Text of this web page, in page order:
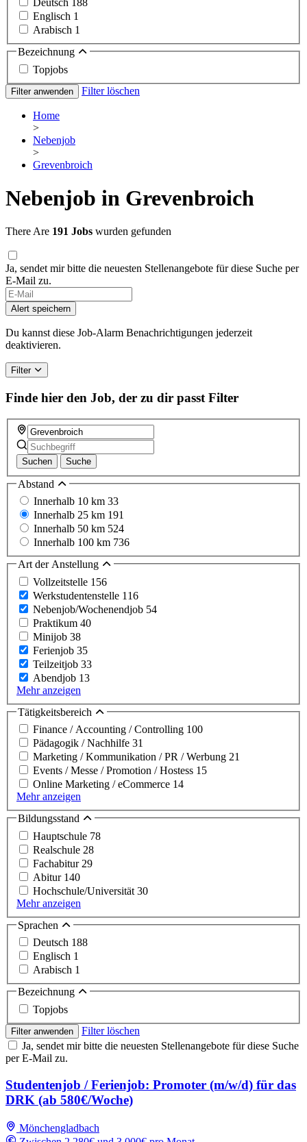
Deutsch 188
Englisch 1
Arabisch 1
Bezeichnung
Topjobs
Filter anwenden Filter löschen
Home
>
Nebenjob
>
Grevenbroich
Nebenjob in Grevenbroich
There Are 191 Jobs wurden gefunden
Ja, sendet mir bitte die neuesten Stellenangebote für diese Suche per
E-Mail zu.
Alert speichern
Du kannst diese Job-Alarm Benachrichtigungen jederzeit
deaktivieren.
Filter
Finde hier den Job, der zu dir passt Filter
Suchen Suche
Abstand
Innerhalb 10 km 33
Innerhalb 25 km 191
Innerhalb 50 km 524
Innerhalb 100 km 736
Art der Anstellung
Vollzeitstelle 156
Werkstudentenstelle 116
Nebenjob/Wochenendjob 54
Praktikum 40
Minijob 38
Ferienjob 35
Teilzeitjob 33
Abendjob 13
Mehr anzeigen
Tätigkeitsbereich
Finance / Accounting / Controlling 100
Pädagogik / Nachhilfe 31
Marketing / Kommunikation / PR / Werbung 21
Events / Messe / Promotion / Hostess 15
Online Marketing / eCommerce 14
Mehr anzeigen
Bildungsstand
Hauptschule 78
Realschule 28
Fachabitur 29
Abitur 140
Hochschule/Universität 30
Mehr anzeigen
Sprachen
Deutsch 188
Englisch 1
Arabisch 1
Bezeichnung
Topjobs
Filter anwenden
Filter löschen
Ja, sendet mir bitte die neuesten Stellenangebote für diese Suche
per E-Mail zu.
Studentenjob / Ferienjob: Promoter (m/w/d) für das
DRK (ab 580€/Woche)
Mönchengladbach